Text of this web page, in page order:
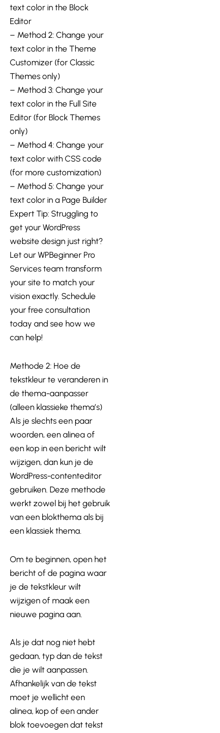
text color in the Block
Editor
– Method 2: Change your
text color in the Theme
Customizer (for Classic
Themes only)
– Method 3: Change your
text color in the Full Site
Editor (for Block Themes
only)
– Method 4: Change your
text color with CSS code
(for more customization)
– Method 5: Change your
text color in a Page Builder
Expert Tip: Struggling to
get your WordPress
website design just right?
Let our WPBeginner Pro
Services team transform
your site to match your
vision exactly. Schedule
your free consultation
today and see how we
can help!
Methode 2: Hoe de
tekstkleur te veranderen in
de thema-aanpasser
(alleen klassieke thema’s)
Als je slechts een paar
woorden, een alinea of
een kop in een bericht wilt
wijzigen, dan kun je de
WordPress-contenteditor
gebruiken. Deze methode
werkt zowel bij het gebruik
van een blokthema als bij
een klassiek thema.
Om te beginnen, open het
bericht of de pagina waar
je de tekstkleur wilt
wijzigen of maak een
nieuwe pagina aan.
Als je dat nog niet hebt
gedaan, typ dan de tekst
die je wilt aanpassen.
Afhankelijk van de tekst
moet je wellicht een
alinea, kop of een ander
blok toevoegen dat tekst